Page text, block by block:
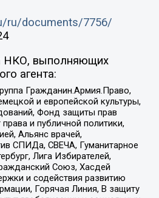
ru/documents/7756/
НКО, выполняющих
агента:
Гражданин.Армия.Право,
и европейской культуры,
Фонд защиты прав
и публичной политики,
Альянс врачей,
СПИДа, СВЕЧА, Гуманитарное
Лига Избирателей,
Союз, Хасдей
и содействия развитию
Горячая Линия, В защиту